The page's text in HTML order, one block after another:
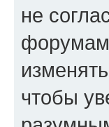
не
чтобы